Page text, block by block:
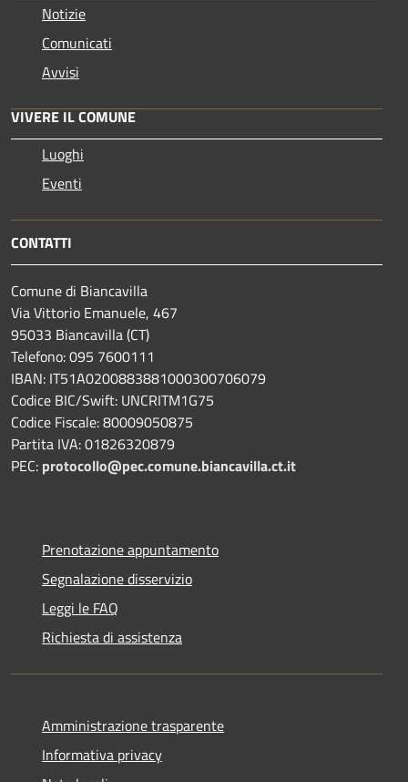
Notizie
Comunicati
Avvisi
VIVERE IL COMUNE
Luoghi
Eventi
CONTATTI
Comune di Biancavilla
Via Vittorio Emanuele, 467
95033 Biancavilla (CT)
Telefono: 095 7600111
IBAN: IT51A0200883881000300706079
Codice BIC/Swift: UNCRITM1G75
Codice Fiscale: 80009050875
Partita IVA: 01826320879
PEC: protocollo@pec.comune.biancavilla.ct.it
Prenotazione appuntamento
Segnalazione disservizio
Leggi le FAQ
Richiesta di assistenza
Amministrazione trasparente
Informativa privacy